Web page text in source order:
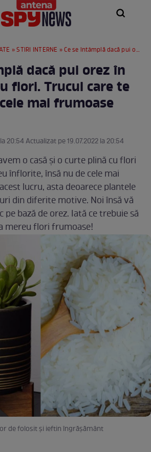
»STIRI INTERNE » Ce se întâmplă dacă pui orez în ghivecele cu flori. Trucul care te ajută să ai cele mai frumoase plante
dacă pui orez în
flori. Trucul care te
mai frumoase
20:54 Actualizat pe 19.07.2022 la 20:54
o casă și o curte plină cu flori
înflorite, însă nu de cele mai
lucru, asta deoarece plantele
din diferite motive. Noi însă vă
bază de orez. Iată ce trebuie să
mereu flori frumoase!
de folosit și ieftin îngrășământ